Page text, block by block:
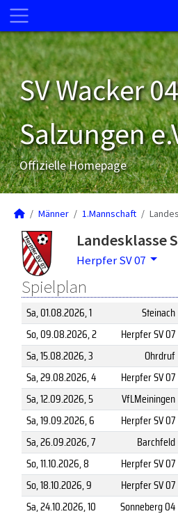
SV Wacker
Salzungen
Offizielle Homepage
Männer 1.Mannschaft
Landesklasse
Herpfer SV 07
Spielplan
Sa, 01.08.2026, 1 Steinach
So, 09.08.2026, 2 Herpfer SV 07
Sa, 15.08.2026, 3 Ohrdruf
Sa, 29.08.2026, 4 Herpfer SV 07
Sa, 12.09.2026, 5 VfLMeiningen
Sa, 19.09.2026, 6 Herpfer SV 07
Sa, 26.09.2026, 7 Barchfeld
So, 11.10.2026, 8 Herpfer SV 07
So, 18.10.2026, 9 Herpfer SV 07
Sa, 24.10.2026, 10 Sonneberg 04